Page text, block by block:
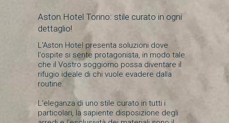
Aston Hotel Torino: stile curato in ogni
dettaglio!
L'Aston Hotel presenta soluzioni dove
l'ospite si sente protagonista, in modo tale
che il Vostro soggiorno possa diventare il
rifugio ideale di chi vuole evadere dalla
routine.
L'eleganza di uno stile curato in tutti i
particolari, la sapiente disposizione degli